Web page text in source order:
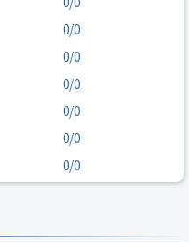
0/0
0/0
0/0
0/0
0/0
0/0